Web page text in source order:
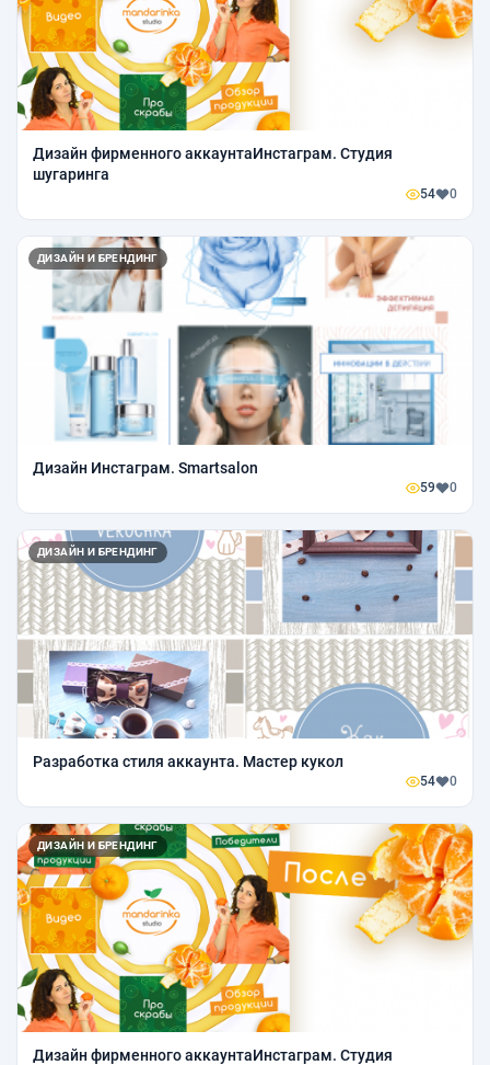
Дизайн фирменного аккаунтаИнстаграм. Студия
шугаринга
54 0
ДИЗАЙН И БРЕНДИНГ
Дизайн Инстаграм. Smartsalon
59 0
ДИЗАЙН И БРЕНДИНГ
Разработка стиля аккаунта. Мастер кукол
54 0
ДИЗАЙН И БРЕНДИНГ
Дизайн фирменного аккаунтаИнстаграм. Студия